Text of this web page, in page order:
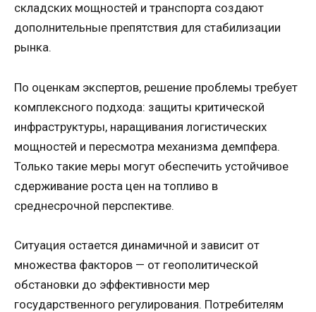
складских мощностей и транспорта создают
дополнительные препятствия для стабилизации
рынка.
По оценкам экспертов, решение проблемы требует
комплексного подхода: защиты критической
инфраструктуры, наращивания логистических
мощностей и пересмотра механизма демпфера.
Только такие меры могут обеспечить устойчивое
сдерживание роста цен на топливо в
среднесрочной перспективе.
Ситуация остается динамичной и зависит от
множества факторов — от геополитической
обстановки до эффективности мер
государственного регулирования. Потребителям